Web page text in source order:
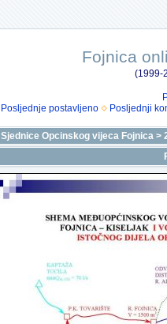
Fojnica
(1999-
Posljednje postavljeno Posljednji
Sjednice Opcinskog vijeca Fojnica >